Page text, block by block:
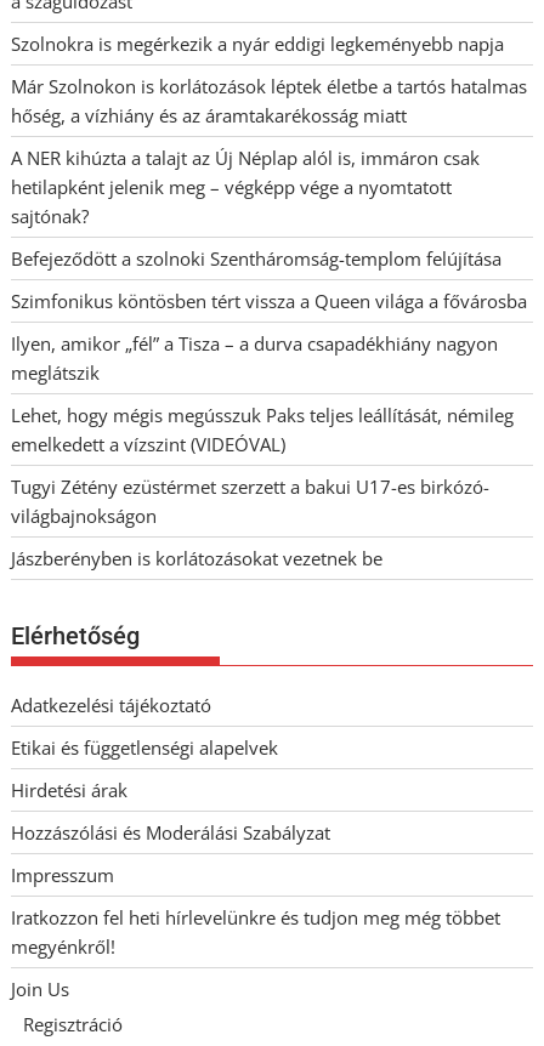
Szolnokra is megérkezik a nyár eddigi legkeményebb napja
Már Szolnokon is korlátozások léptek életbe a tartós hatalmas
hőség, a vízhiány és az áramtakarékosság miatt
A NER kihúzta a talajt az Új Néplap alól is, immáron csak
hetilapként jelenik meg – végképp vége a nyomtatott
sajtónak?
Befejeződött a szolnoki Szentháromság-templom felújítása
Szimfonikus köntösben tért vissza a Queen világa a fővárosba
Ilyen, amikor „fél” a Tisza – a durva csapadékhiány nagyon
meglátszik
Lehet, hogy mégis megússzuk Paks teljes leállítását, némileg
emelkedett a vízszint (VIDEÓVAL)
Tugyi Zétény ezüstérmet szerzett a bakui U17-es birkózó-
világbajnokságon
Jászberényben is korlátozásokat vezetnek be
Elérhetőség
Adatkezelési tájékoztató
Etikai és függetlenségi alapelvek
Hirdetési árak
Hozzászólási és Moderálási Szabályzat
Impresszum
Iratkozzon fel heti hírlevelünkre és tudjon meg még többet
megyénkről!
Join Us
Regisztráció